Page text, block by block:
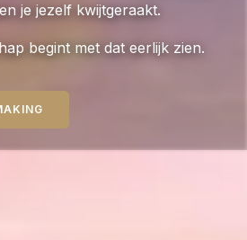
je jezelf kwijtgeraakt.
begint met dat eerlijk zien.